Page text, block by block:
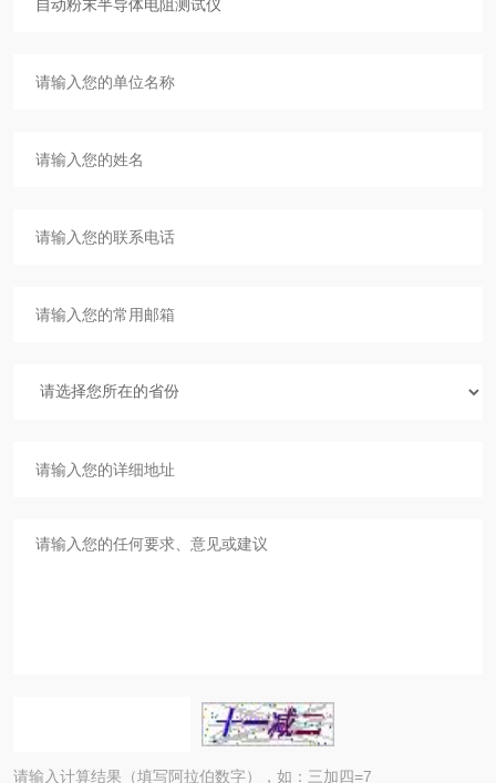
请输入计算结果（填写阿拉伯数字），如：三加四=7